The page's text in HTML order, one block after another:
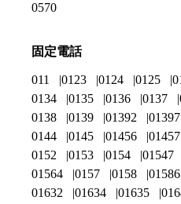
0570
固定電話
011 0123 0124 0125
0134
0135 0136 0137
0138
0139 01392 01397
0144
0145 01456 01457
0152
0153 0154 01547
01564
0157 0158 01586
01632
01634 01635